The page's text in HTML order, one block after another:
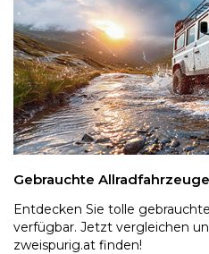
Gebrauchte Allradfahrzeuge
Entdecken Sie tolle
verfügbar. Jetzt vergleichen
zweispurig.at finden!